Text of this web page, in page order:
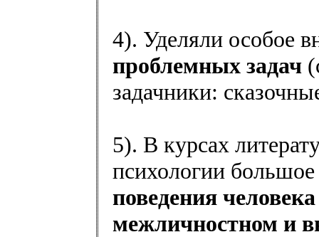
4). Уделяли особое
проблемных задач
задачники:
5). В курсах
психологии
поведения
межличностном и